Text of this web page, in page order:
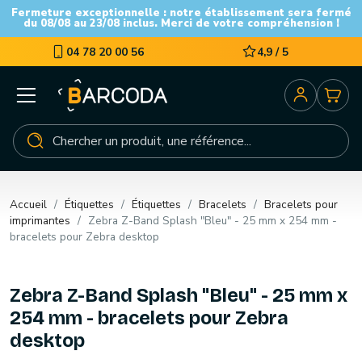
Fermeture exceptionnelle : notre établissement sera fermé
du 08/08 au 23/08 inclus. Merci de votre compréhension !
04 78 20 00 56 4,9 / 5
Accueil Étiquettes Étiquettes Bracelets
Bracelets pour
imprimantes
Zebra Z-Band Splash "Bleu" - 25 mm x 254 mm -
bracelets pour Zebra desktop
Zebra Z-Band Splash "Bleu" - 25 mm x
254 mm - bracelets pour Zebra
desktop